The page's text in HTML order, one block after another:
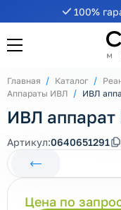
100%
Главная Каталог
Аппараты ИВЛ
ИВЛ
ИВЛ аппарат
Артикул:0640651291
Цена по